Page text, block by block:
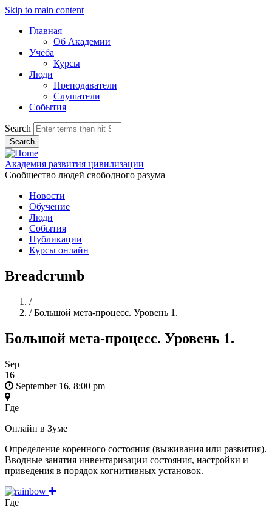
Skip to main content
Главная
Об Академии
Учёба
Курсы
Люди
Преподаватели
Слушатели
События
Search
Академия развития цивилизации
Сообщество людей свободного разума
Новости
Обучение
Люди
События
Публикации
Курсы онлайн
Breadcrumb
/Home
/ Большой мета-процесс. Уровень 1.
Большой мета-процесс. Уровень 1.
Sep
16
September 16, 8:00 pm
Где
Онлайн в Зуме
Определение коренного состояния (выживания или развития).
Вводные занятия инвентаризации состояния, настройки и
приведения в порядок когнитивных установок.
Где